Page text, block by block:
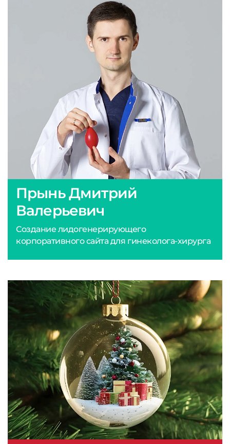
Прынь Дмитрий
Валерьевич
Создание лидогенерирующего
корпоративного сайта для гинеколога-хирурга